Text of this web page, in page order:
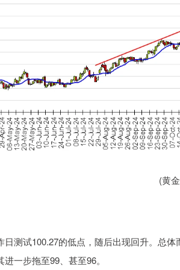
(黄
日测试100.27的低点，随后出现回升。总
一步拖至99、甚至96。